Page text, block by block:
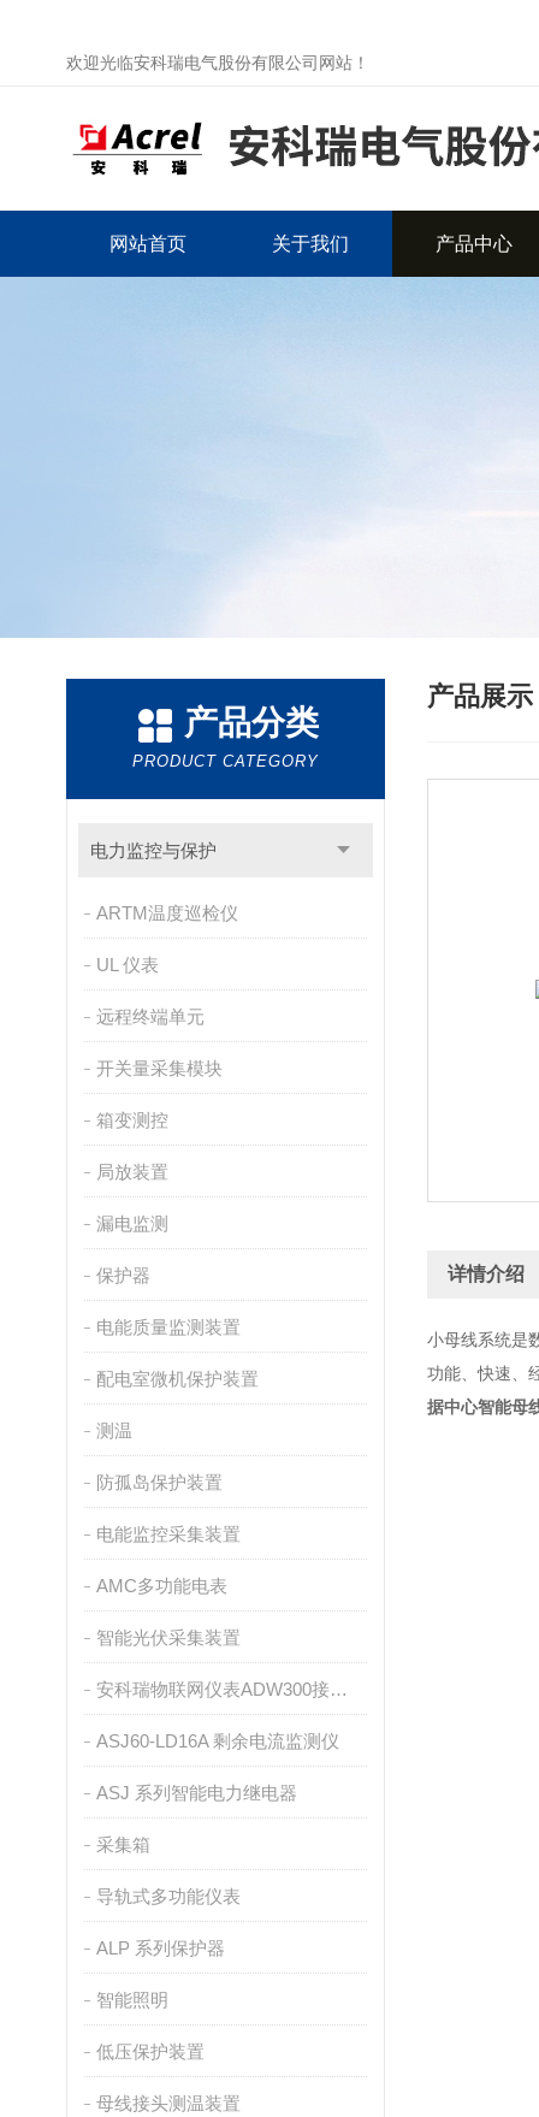
欢迎光临安科瑞电气股份有限公司网站！
网站首页 关于我们 产品中心
产品分类
PRODUCT CATEGORY
电力监控与保护
ARTM温度巡检仪
UL 仪表
远程终端单元
开关量采集模块
箱变测控
局放装置
漏电监测
保护器
电能质量监测装置
配电室微机保护装置
测温
防孤岛保护装置
电能监控采集装置
AMC多功能电表
智能光伏采集装置
安科瑞物联网仪表ADW300接入ONENET平台介绍
ASJ60-LD16A 剩余电流监测仪
ASJ 系列智能电力继电器
采集箱
导轨式多功能仪表
ALP 系列保护器
智能照明
低压保护装置
母线接头测温装置
产品展示
详情介绍
小母线系统是
功能、快速、
据中心智能母